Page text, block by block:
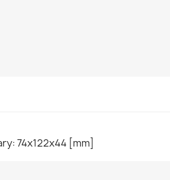
74x122x44 [mm]